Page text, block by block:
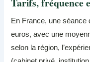
En France, une séance
euros, avec une
selon la région,